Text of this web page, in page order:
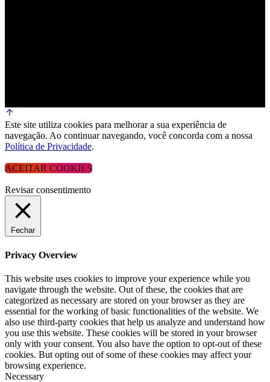
Este site utiliza cookies para melhorar a sua experiência de
navegação. Ao continuar navegando, você concorda com a nossa
Política de Privacidade.
ACEITAR COOKIES
Revisar consentimento
Fechar
Privacy Overview
This website uses cookies to improve your experience while you
navigate through the website. Out of these, the cookies that are
categorized as necessary are stored on your browser as they are
essential for the working of basic functionalities of the website. We
also use third-party cookies that help us analyze and understand how
you use this website. These cookies will be stored in your browser
only with your consent. You also have the option to opt-out of these
cookies. But opting out of some of these cookies may affect your
browsing experience.
Necessary